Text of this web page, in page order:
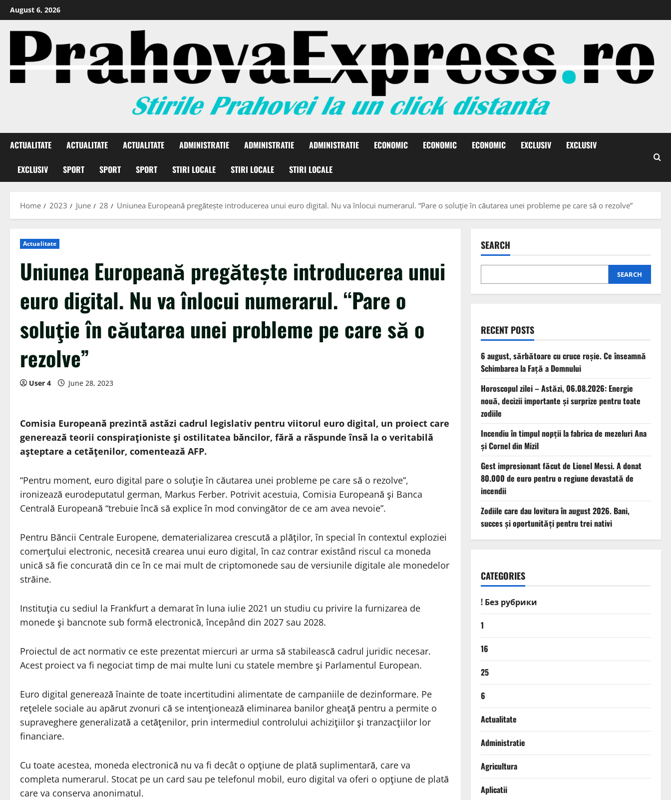
August 6, 2026
ACTUALITATE ACTUALITATE ACTUALITATE ADMINISTRATIE ADMINISTRATIE ADMINISTRATIE ECONOMIC ECONOMIC ECONOMIC EXCLUSIV EXCLUSIV
EXCLUSIV SPORT SPORT SPORT STIRI LOCALE STIRI LOCALE STIRI LOCALE
Home 2023 June 28 Uniunea Europeană pregătește introducerea unui euro digital. Nu va înlocui numerarul. “Pare o soluţie în căutarea unei probleme pe care să o rezolve”
Actualitate
Uniunea Europeană pregătește introducerea unui
euro digital. Nu va înlocui numerarul. “Pare o
soluţie în căutarea unei probleme pe care să o
rezolve”
User 4 June 28, 2023
Comisia Europeană prezintă astăzi cadrul legislativ pentru viitorul euro digital, un proiect care
generează teorii conspiraţioniste şi ostilitatea băncilor, fără a răspunde însă la o veritabilă
aşteptare a cetăţenilor, comentează AFP.
“Pentru moment, euro digital pare o soluţie în căutarea unei probleme pe care să o rezolve”,
ironizează eurodeputatul german, Markus Ferber. Potrivit acestuia, Comisia Europeană şi Banca
Centrală Europeană “trebuie încă să explice în mod convingător de ce am avea nevoie”.
Pentru Băncii Centrale Europene, dematerializarea crescută a plăţilor, în special în contextul exploziei
comerţului electronic, necesită crearea unui euro digital, în caz contrar existând riscul ca moneda
unică să fie concurată din ce în ce mai mult de criptomonede sau de versiunile digitale ale monedelor
străine.
Instituţia cu sediul la Frankfurt a demarat în luna iulie 2021 un studiu cu privire la furnizarea de
monede şi bancnote sub formă electronică, începând din 2027 sau 2028.
Proiectul de act normativ ce este prezentat miercuri ar urma să stabilească cadrul juridic necesar.
Acest proiect va fi negociat timp de mai multe luni cu statele membre şi Parlamentul European.
Euro digital generează înainte de toate incertitudini alimentate de campaniile de dezinformare. Pe
reţelele sociale au apărut zvonuri că se intenţionează eliminarea banilor gheaţă pentru a permite o
supraveghere generalizată a cetăţenilor, prin intermediul controlului achiziţiilor şi tranzacţiilor lor
financiare.
Cu toate acestea, moneda electronică nu va fi decât o opţiune de plată suplimentară, care va
completa numerarul. Stocat pe un card sau pe telefonul mobil, euro digital va oferi o opţiune de plată
care va conserva anonimatul.
SEARCH
SEARCH
RECENT POSTS
6 august, sărbătoare cu cruce roșie. Ce înseamnă
Schimbarea la Față a Domnului
Horoscopul zilei – Astăzi, 06.08.2026: Energie
nouă, decizii importante și surprize pentru toate
zodiile
Incendiu în timpul nopții la fabrica de mezeluri Ana
și Cornel din Mizil
Gest impresionant făcut de Lionel Messi. A donat
80.000 de euro pentru o regiune devastată de
incendii
Zodiile care dau lovitura în august 2026. Bani,
succes și oportunități pentru trei nativi
CATEGORIES
! Без рубрики
1
16
25
6
Actualitate
Administratie
Agricultura
Aplicatii